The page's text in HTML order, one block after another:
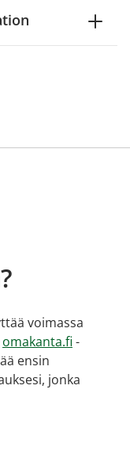
voimassa
omakanta.fi -
ensin
jonka